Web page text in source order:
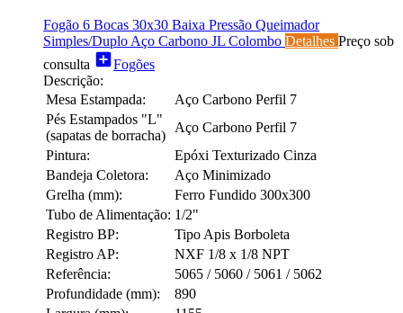
Fogão 6 Bocas 30x30 Baixa Pressão Queimador
Simples/Duplo Aço Carbono JL Colombo Detalhes Preço sob
consulta add_boxFogões
Descrição:
Mesa Estampada:
Aço Carbono Perfil 7
Pés Estampados "L"
(sapatas de borracha)
Aço Carbono Perfil 7
Pintura:
Epóxi Texturizado Cinza
Bandeja Coletora:
Aço Minimizado
Grelha (mm):
Ferro Fundido 300x300
Tubo de Alimentação: 1/2"
Registro BP:
Tipo Apis Borboleta
Registro AP:
NXF 1/8 x 1/8 NPT
Referência:
5065 / 5060 / 5061 / 5062
Profundidade (mm):
890